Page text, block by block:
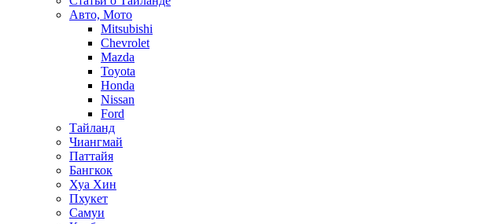
Авто, Мото
Mitsubishi
Chevrolet
Mazda
Toyota
Honda
Nissan
Ford
Тайланд
Чиангмай
Паттайя
Бангкок
Хуа Хин
Пхукет
Самуи